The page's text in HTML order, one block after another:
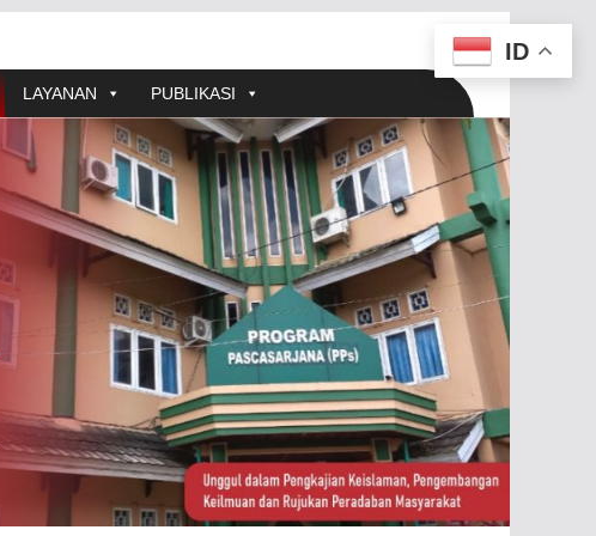
LAYANAN PUBLIKASI
ID